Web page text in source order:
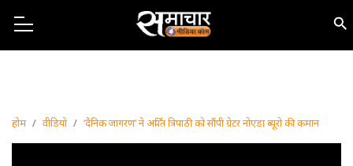
होम वीडियो ‘दैनिक जागरण’ ने अर्पित त्रिपाठी को सौंपी ग्रेटर नोएडा ब्यूरो की कमान